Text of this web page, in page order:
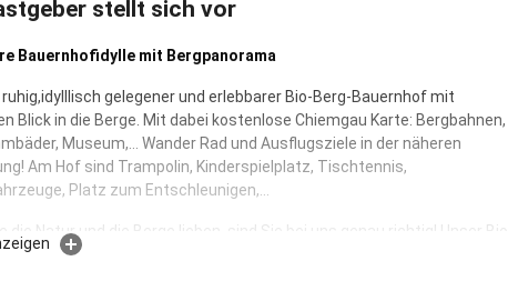
stellt sich vor
Bauernhofidylle mit Bergpanorama
gelegener und erlebbarer Bio-Berg-Bauernhof mit
Blick in die Berge. Mit dabei kostenlose Chiemgau Karte: Bergbahnen,
Museum,... Wander Rad und Ausflugsziele in der näheren
Am Hof sind Trampolin, Kinderspielplatz, Tischtennis,
Platz zum Entschleunigen,...
die Natur und die Berge lieben, sind Sie bei uns genau richtig! Unser Bio
liegt in einem kleinen, absolut ruhigen und idylllisch gelegenen Ortsteil